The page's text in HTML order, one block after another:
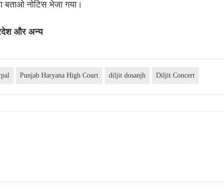
बताओ नोटिस भेजा गया।
और अन्य
Punjab Haryana High Court diljit dosanjh Diljit Concert